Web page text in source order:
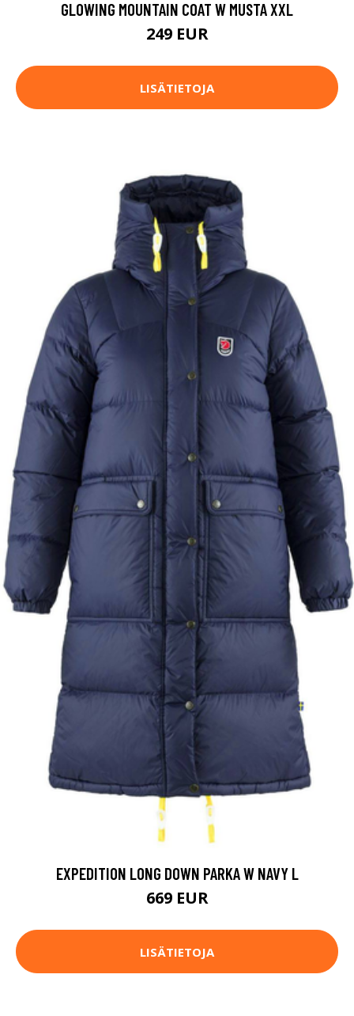
GLOWING MOUNTAIN COAT W MUSTA XXL
249 EUR
LISÄTIETOJA
EXPEDITION LONG DOWN PARKA W NAVY L
669 EUR
LISÄTIETOJA